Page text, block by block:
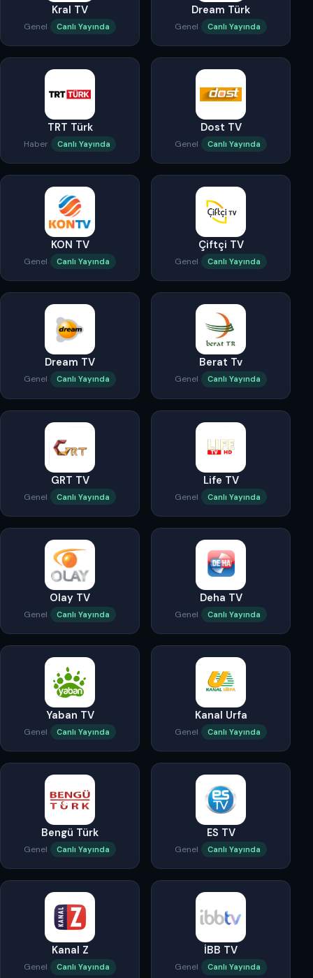
Kral TV
Genel Canlı Yayında
Dream Türk
Genel Canlı Yayında
TRT Türk
Haber Canlı Yayında
Dost TV
Genel Canlı Yayında
KON TV
Genel Canlı Yayında
Çiftçi TV
Genel Canlı Yayında
Dream TV
Genel Canlı Yayında
Berat Tv
Genel Canlı Yayında
GRT TV
Genel Canlı Yayında
Life TV
Genel Canlı Yayında
Olay TV
Genel Canlı Yayında
Deha TV
Genel Canlı Yayında
Yaban TV
Genel Canlı Yayında
Kanal Urfa
Genel Canlı Yayında
Bengü Türk
Genel Canlı Yayında
ES TV
Genel Canlı Yayında
Kanal Z
Genel Canlı Yayında
İBB TV
Genel Canlı Yayında